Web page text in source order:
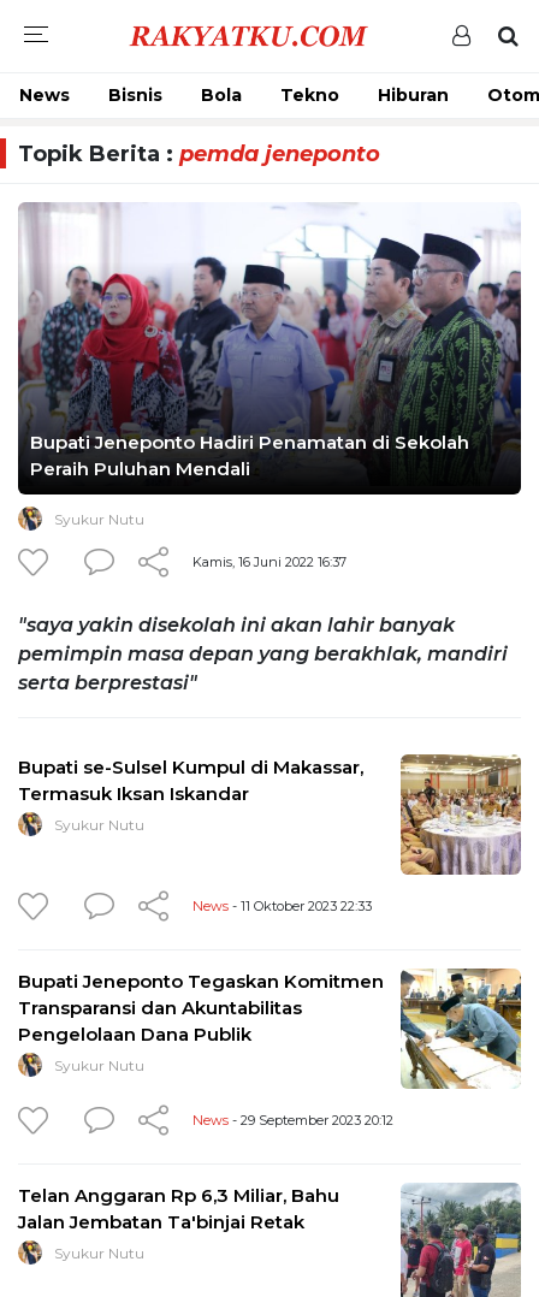
News Bisnis Bola Tekno Hiburan
Topik Berita : pemda jeneponto
Bupati Jeneponto Hadiri Penamatan di Sekolah
Peraih Puluhan Mendali
Syukur Nutu
Kamis, 16 Juni 2022 16:37
"saya yakin disekolah ini akan lahir banyak
pemimpin masa depan yang berakhlak, mandiri
serta berprestasi"
Bupati se-Sulsel Kumpul di Makassar,
Termasuk Iksan Iskandar
Syukur Nutu
News - 11 Oktober 2023 22:33
Bupati Jeneponto Tegaskan Komitmen
Transparansi dan Akuntabilitas
Pengelolaan Dana Publik
Syukur Nutu
News - 29 September 2023 20:12
Telan Anggaran Rp 6,3 Miliar, Bahu
Jalan Jembatan Ta'binjai Retak
Syukur Nutu